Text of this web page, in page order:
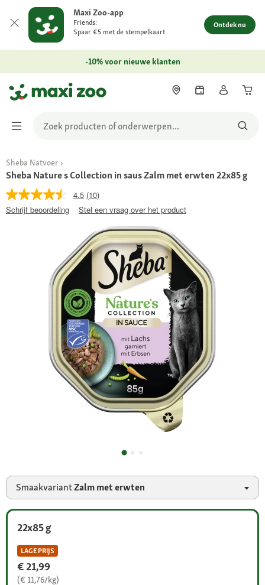
Maxi Zoo-app
Friends:
Spaar €5 met de stempelkaart
Ontdek nu
-10% voor nieuwe klanten
Sheba Natvoer
Sheba Nature s Collection in saus Zalm met erwten 22x85 g
4.5 (10)
Schrijf beoordeling
Stel een vraag over het product
SmaakvariantZalm met erwten
22x85 g
LAGE PRIJS
€ 21,99
(€ 11,76/kg)